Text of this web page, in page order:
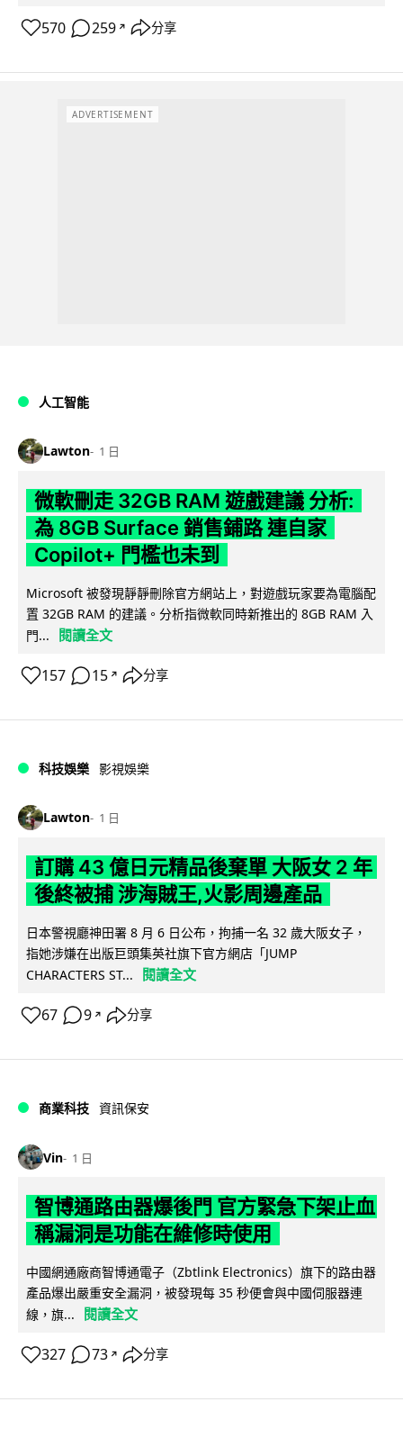
570 259 ↗ 分享
ADVERTISEMENT
人工智能
Lawton 1 日
微軟刪走 32GB RAM 遊戲建議 分析:
為 8GB Surface 銷售鋪路 連自家
Copilot+ 門檻也未到
Microsoft 被發現靜靜刪除官方網站上，對遊戲玩家要為電腦配
置 32GB RAM 的建議。分析指微軟同時新推出的 8GB RAM 入
門...
閱讀全文
157 15 ↗ 分享
科技娛樂 影視娛樂
Lawton 1 日
訂購 43 億日元精品後棄單 大阪女 2 年
後終被捕 涉海賊王,火影周邊產品
日本警視廳神田署 8 月 6 日公布，拘捕一名 32 歲大阪女子，
指她涉嫌在出版巨頭集英社旗下官方網店「JUMP
CHARACTERS ST...
閱讀全文
67 9 ↗ 分享
商業科技 資訊保安
Vin 1 日
智博通路由器爆後門 官方緊急下架止血
稱漏洞是功能在維修時使用
中國網通廠商智博通電子（Zbtlink Electronics）旗下的路由器
產品爆出嚴重安全漏洞，被發現每 35 秒便會與中國伺服器連
線，旗...
閱讀全文
327 73 ↗ 分享